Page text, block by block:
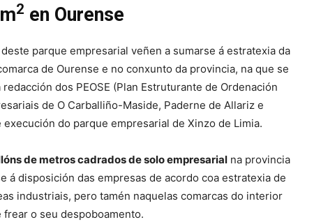
2 en Ourense
parque empresarial veñen a sumarse á estratexia da
de Ourense e no conxunto da provincia, na que se
dos PEOSE (Plan Estruturante de Ordenación
de O Carballiño-Maside, Paderne de Allariz e
do parque empresarial de Xinzo de Limia.
de metros cadrados de solo empresarial na provincia
á disposición das empresas de acordo coa estratexia de
industriais, pero tamén naquelas comarcas do interior
o seu despoboamento.